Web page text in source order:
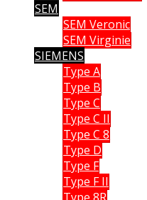
SEM
SEM Veronic
SEM Virginie
SIEMENS
Type A
Type B
Type C
Type C II
Type C 8
Type D
Type F
Type F II